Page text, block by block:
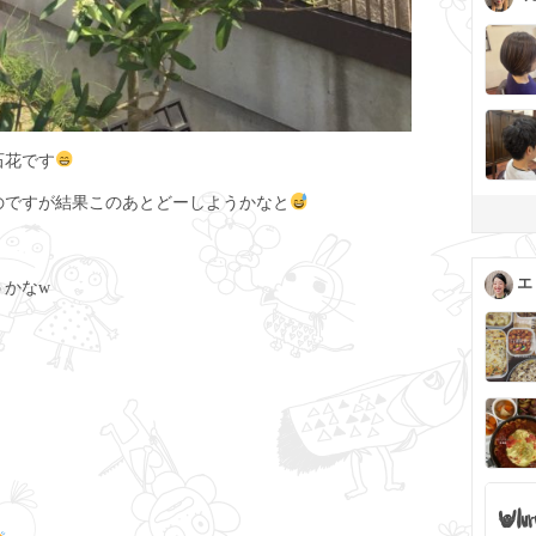
です
すが結果このあとどーしようかなと
かなw